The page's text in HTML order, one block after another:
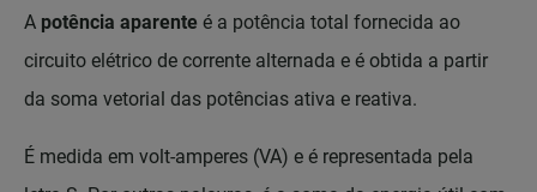
A potência aparente é a potência total fornecida ao
circuito elétrico de corrente alternada e é obtida a partir
da soma vetorial das potências ativa e reativa.
É medida em volt-amperes (VA) e é representada pela